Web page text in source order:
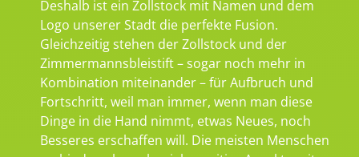
Deshalb ist ein Zollstock mit Namen und dem
Logo unserer Stadt die perfekte Fusion.
Gleichzeitig stehen der Zollstock und der
Zimmermannsbleistift – sogar noch mehr in
Kombination miteinander – für Aufbruch und
Fortschritt, weil man immer, wenn man diese
Dinge in die Hand nimmt, etwas Neues, noch
Besseres erschaffen will. Die meisten Menschen